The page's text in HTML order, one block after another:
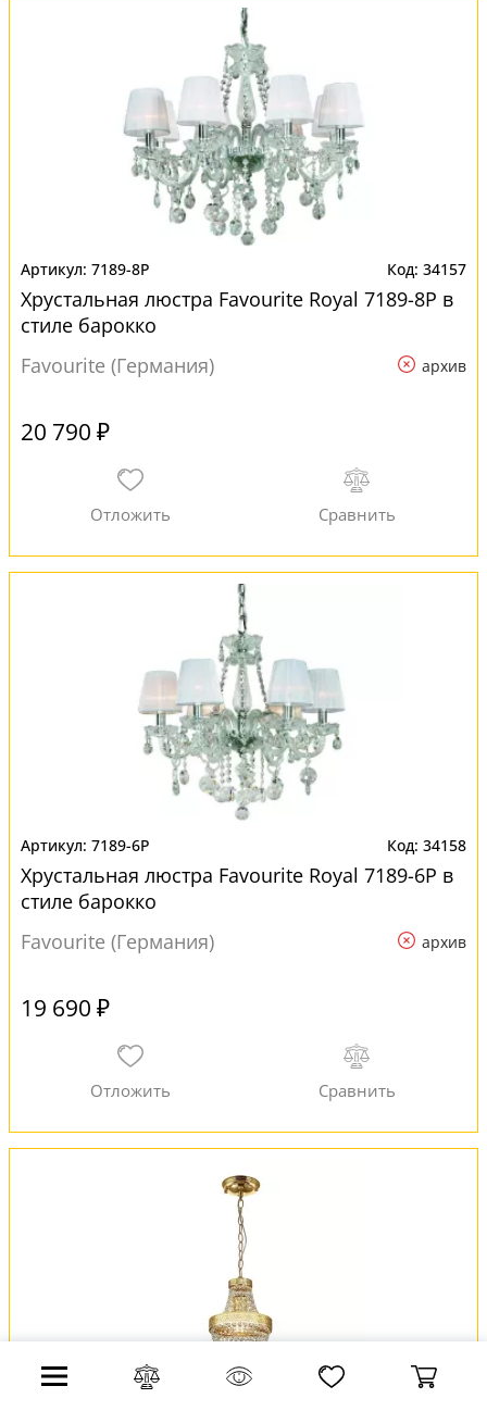
7189-8P 34157
Хрустальная люстра Favourite Royal 7189-8P в
стиле барокко
Favourite (Германия)
архив
20 790 ₽
7189-6P 34158
Хрустальная люстра Favourite Royal 7189-6P в
стиле барокко
Favourite (Германия)
архив
19 690 ₽